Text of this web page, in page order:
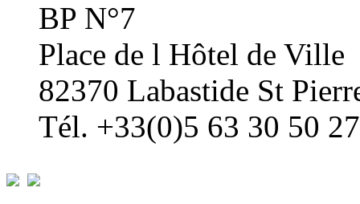
BP N°7
Place de l Hôtel de Ville
82370 Labastide St
Tél. +33(0)5 63 30 50 27